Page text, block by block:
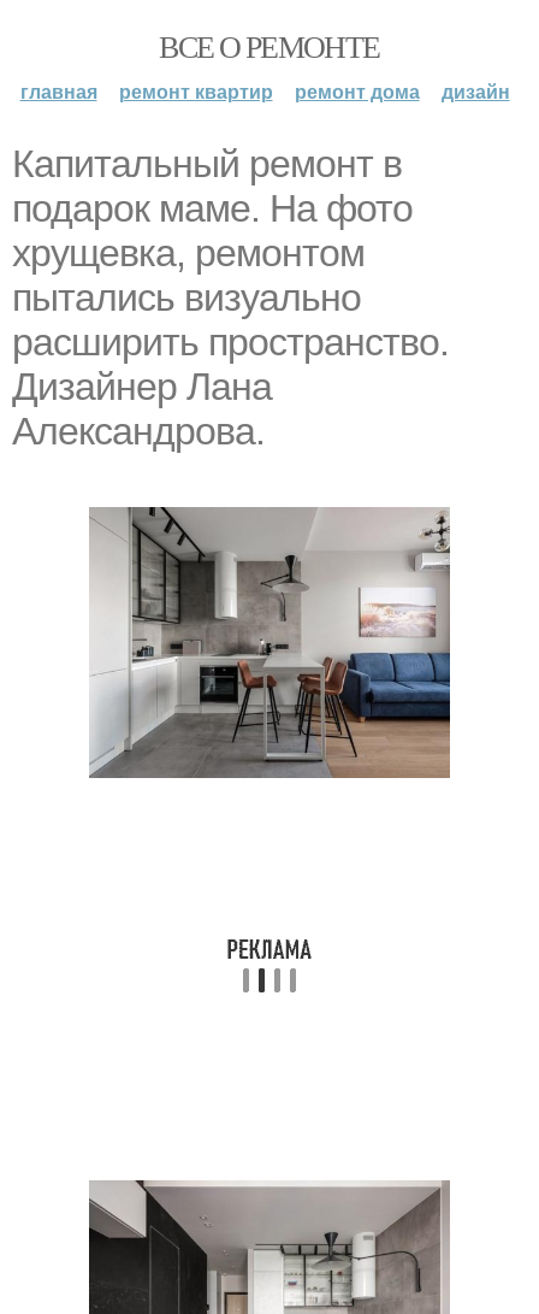
ВСЕ О РЕМОНТЕ
главная ремонт квартир ремонт дома дизайн
Капитальный ремонт в
подарок маме. На фото
хрущевка, ремонтом
пытались визуально
расширить пространство.
Дизайнер Лана
Александрова.